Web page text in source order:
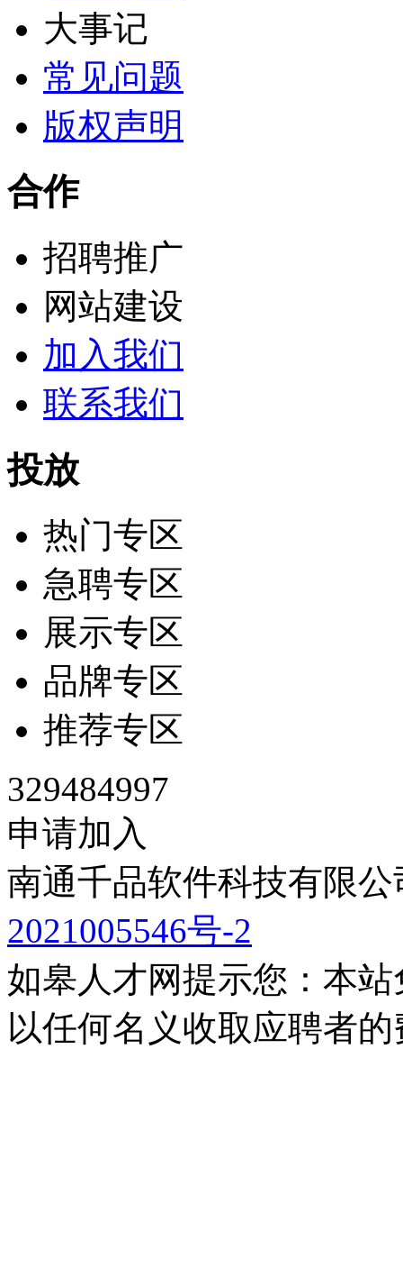
大事记
常见问题
版权声明
合作
招聘推广
网站建设
加入我们
联系我们
投放
热门专区
急聘专区
展示专区
品牌专区
推荐专区
329484997
申请加入
南通千品软件科技有限
2021005546号-2
如皋人才网提示您：本
以任何名义收取应聘者